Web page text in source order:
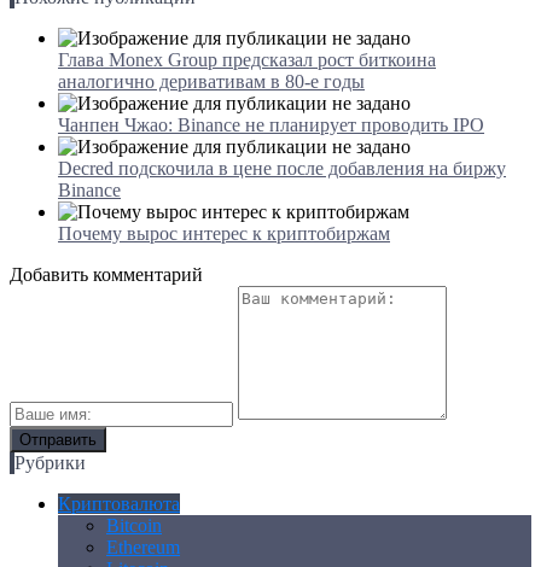
Глава Monex Group предсказал рост биткоина
аналогично деривативам в 80-е годы
Чанпен Чжао: Binance не планирует проводить IPO
Decred подскочила в цене после добавления на биржу
Binance
Почему вырос интерес к криптобиржам
Добавить комментарий
Рубрики
Криптовалюта
Bitcoin
Ethereum